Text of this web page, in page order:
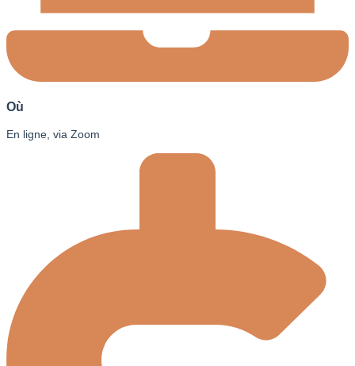
Où
En ligne, via Zoom